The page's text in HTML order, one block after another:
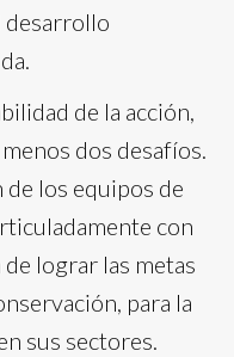
desarrollo
de la acción,
dos desafíos.
de los equipos de
con
lograr las metas
para la
sus sectores.